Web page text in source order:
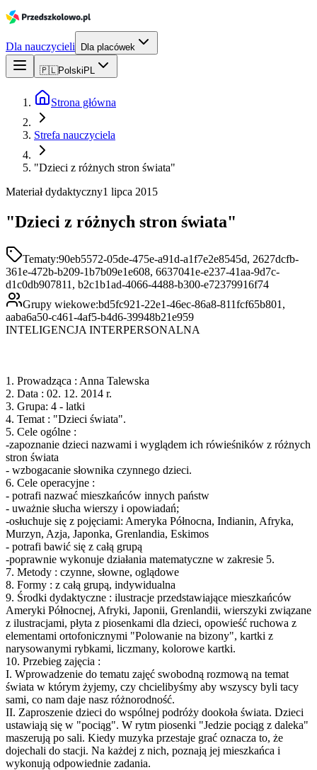
Dla nauczycieli Dla placówek
🇵🇱Polski PL
Strona główna
Strefa nauczyciela
"Dzieci z różnych stron świata"
Materiał dydaktyczny1 lipca 2015
"Dzieci z różnych stron świata"
Tematy:90eb5572-05de-475e-a91d-a1f7e2e8545d, 2627dcfb-
361e-472b-b209-1b7b09e1e608, 6637041e-e237-41aa-9d7c-
d1c0db907811, b2c1b1ad-4066-4488-b300-e72379916f74
Grupy wiekowe:bd5fc921-22e1-46ec-86a8-811fcf65b801,
aaba6a50-c461-4af5-b4d6-39948b21e959
INTELIGENCJA INTERPERSONALNA
1. Prowadząca : Anna Talewska
2. Data : 02. 12. 2014 r.
3. Grupa: 4 - latki
4. Temat : "Dzieci świata".
5. Cele ogólne :
-zapoznanie dzieci nazwami i wyglądem ich rówieśników z różnych
stron świata
- wzbogacanie słownika czynnego dzieci.
6. Cele operacyjne :
- potrafi nazwać mieszkańców innych państw
- uważnie słucha wierszy i opowiadań;
-osłuchuje się z pojęciami: Ameryka Północna, Indianin, Afryka,
Murzyn, Azja, Japonka, Grenlandia, Eskimos
- potrafi bawić się z całą grupą
-poprawnie wykonuje działania matematyczne w zakresie 5.
7. Metody : czynne, słowne, oglądowe
8. Formy : z całą grupą, indywidualna
9. Środki dydaktyczne : ilustracje przedstawiające mieszkańców
Ameryki Północnej, Afryki, Japonii, Grenlandii, wierszyki związane
z ilustracjami, płyta z piosenkami dla dzieci, opowieść ruchowa z
elementami ortofonicznymi "Polowanie na bizony", kartki z
narysowanymi rybkami, liczmany, kolorowe kartki.
10. Przebieg zajęcia :
I. Wprowadzenie do tematu zajęć swobodną rozmową na temat
świata w którym żyjemy, czy chcielibyśmy aby wszyscy byli tacy
sami, co nam daje nasz różnorodność.
II. Zaproszenie dzieci do wspólnej podróży dookoła świata. Dzieci
ustawiają się w "pociąg". W rytm piosenki "Jedzie pociąg z daleka"
maszerują po sali. Kiedy muzyka przestaje grać oznacza to, że
dojechali do stacji. Na każdej z nich, poznają jej mieszkańca i
wykonują odpowiednie zadania.